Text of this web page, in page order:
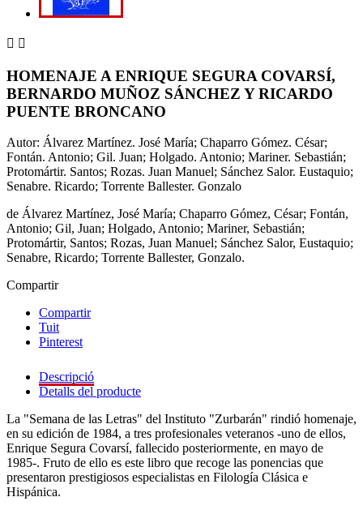
 
HOMENAJE A ENRIQUE SEGURA COVARSÍ,
BERNARDO MUÑOZ SÁNCHEZ Y RICARDO
PUENTE BRONCANO
Autor: Álvarez Martínez. José María; Chaparro Gómez. César;
Fontán. Antonio; Gil. Juan; Holgado. Antonio; Mariner. Sebastián;
Protomártir. Santos; Rozas. Juan Manuel; Sánchez Salor. Eustaquio;
Senabre. Ricardo; Torrente Ballester. Gonzalo
de Álvarez Martínez, José María; Chaparro Gómez, César; Fontán,
Antonio; Gil, Juan; Holgado, Antonio; Mariner, Sebastián;
Protomártir, Santos; Rozas, Juan Manuel; Sánchez Salor, Eustaquio;
Senabre, Ricardo; Torrente Ballester, Gonzalo.
Compartir
Compartir
Tuit
Pinterest
Descripció
Detalls del producte
La "Semana de las Letras" del Instituto "Zurbarán" rindió homenaje,
en su edición de 1984, a tres profesionales veteranos -uno de ellos,
Enrique Segura Covarsí, fallecido posteriormente, en mayo de
1985-. Fruto de ello es este libro que recoge las ponencias que
presentaron prestigiosos especialistas en Filología Clásica e
Hispánica.